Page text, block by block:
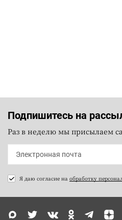
Подпишитесь на
Раз в неделю мы присылаем
Я даю согласие на обработку